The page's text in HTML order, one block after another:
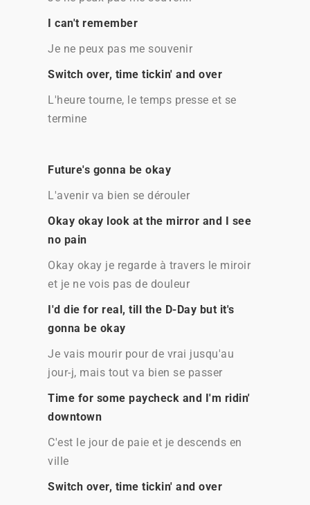
I can't remember
Je ne peux pas me souvenir
Switch over, time tickin' and over
L'heure tourne, le temps presse et se
termine
Future's gonna be okay
L'avenir va bien se dérouler
Okay okay look at the mirror and I see
no pain
Okay okay je regarde à travers le miroir
et je ne vois pas de douleur
I'd die for real, till the D-Day but it's
gonna be okay
Je vais mourir pour de vrai jusqu'au
jour-j, mais tout va bien se passer
Time for some paycheck and I'm ridin'
downtown
C'est le jour de paie et je descends en
ville
Switch over, time tickin' and over